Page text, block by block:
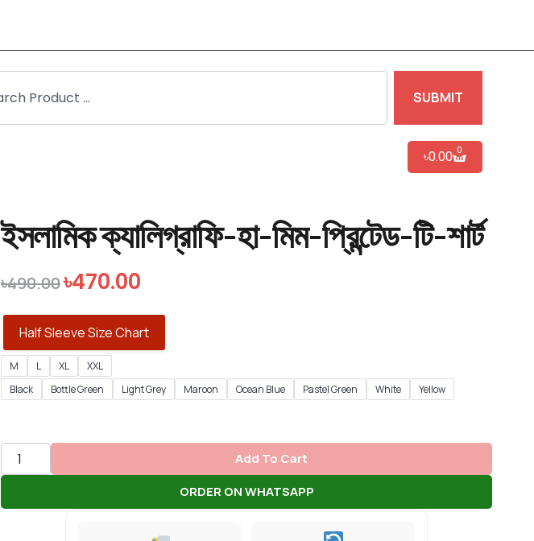
SUBMIT
৳0.00 0
ইসলামিক ক্যালিগ্রাফি-হা-মিম-প্রিন্টেড-টি-শার্ট
৳490.00৳470.00
Half Sleeve Size Chart
M L XL
XXL
Black
Bottle Green Light Grey Maroon Ocean Blue Pastel Green White Yellow
Add To Cart
ORDER ON WHATSAPP